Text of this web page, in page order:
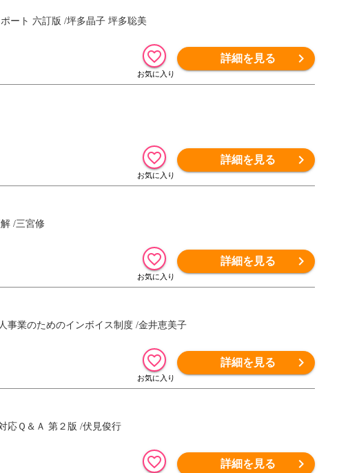
ート 六訂版 /坪多晶子 坪多聡美
詳細を見る
詳細を見る
/三宮修
詳細を見る
事業のためのインボイス制度 /金井恵美子
詳細を見る
応Ｑ＆Ａ 第２版 /伏見俊行
詳細を見る